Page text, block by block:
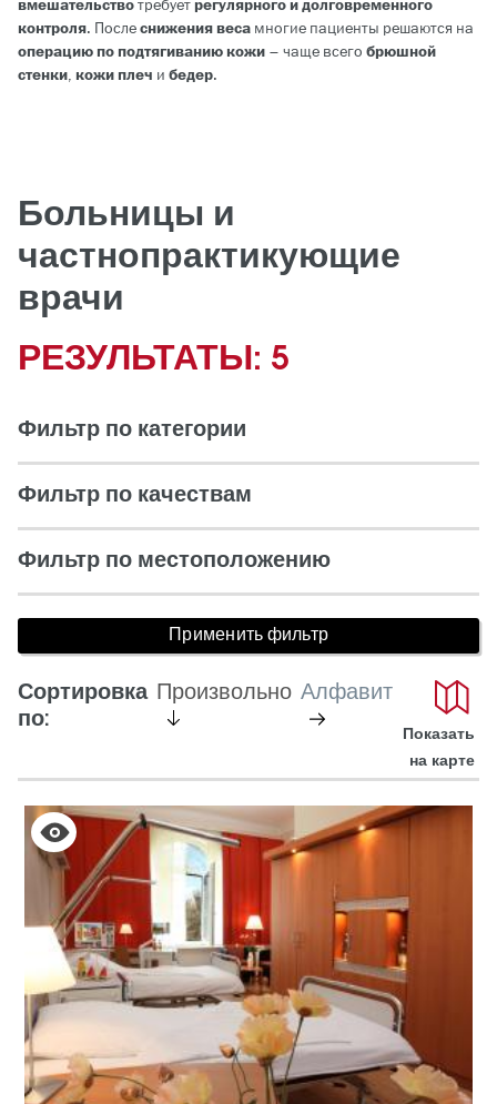
вмешательствотребуетрегулярного и долговременного
контроля. Послеснижения веса многие пациенты решаются на
операцию по подтягиванию кожи – чаще всего брюшной
стенки, кожи плеч и бедер.
Больницы и
частнопрактикующие
врачи
РЕЗУЛЬТАТЫ: 5
Фильтр по категории
Фильтр по качествам
Фильтр по местоположению
Сортировка
по:
Произвольно
активен
Алфавит
не
Показать
на карте